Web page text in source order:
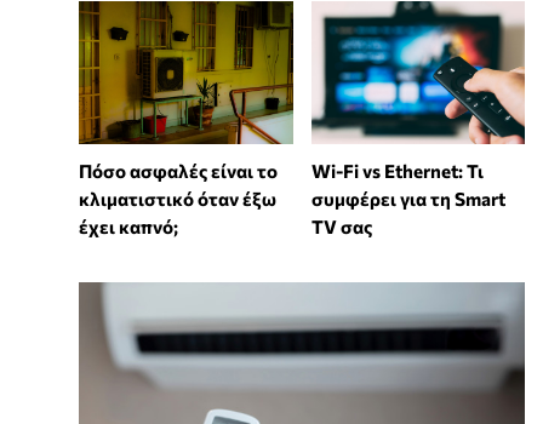
Πόσο ασφαλές είναι το
κλιματιστικό όταν έξω
έχει καπνό;
Wi-Fi vs Ethernet: Τι
συμφέρει για τη Smart
TV σας